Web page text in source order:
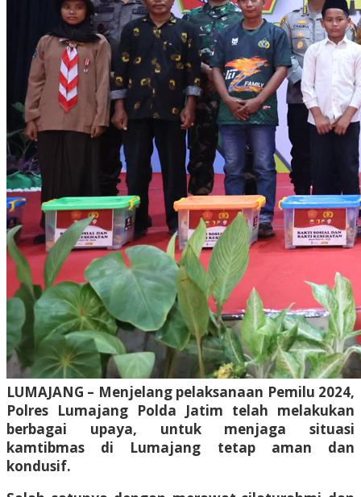
LUMAJANG – Menjelang pelaksanaan Pemilu 2024,
Polres Lumajang Polda Jatim telah melakukan
berbagai upaya, untuk menjaga situasi
kamtibmas di Lumajang tetap aman dan
kondusif.